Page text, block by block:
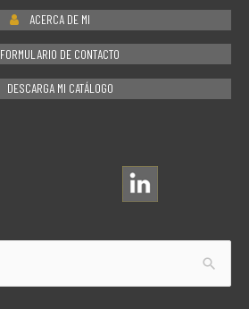
ACERCA DE MI
FORMULARIO DE CONTACTO
DESCARGA MI CATÁLOGO